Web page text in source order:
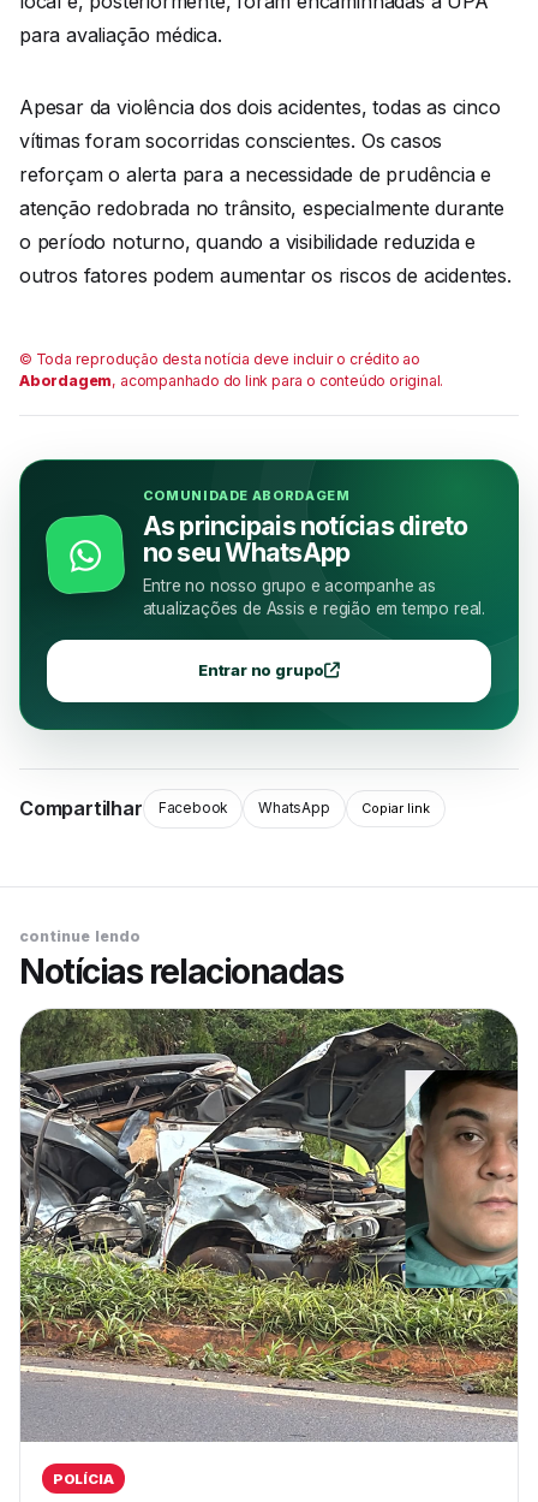
para avaliação médica.
Apesar da violência dos dois acidentes, todas as cinco
vítimas foram socorridas conscientes. Os casos
reforçam o alerta para a necessidade de prudência e
atenção redobrada no trânsito, especialmente durante
o período noturno, quando a visibilidade reduzida e
outros fatores podem aumentar os riscos de acidentes.
© Toda reprodução desta notícia deve incluir o crédito ao
Abordagem, acompanhado do link para o conteúdo original.
COMUNIDADE ABORDAGEM
As principais notícias direto
no seu WhatsApp
Entre no nosso grupo e acompanhe as
atualizações de Assis e região em tempo real.
Entrar no grupo
Compartilhar Facebook WhatsApp Copiar link
continue lendo
Notícias relacionadas
POLÍCIA